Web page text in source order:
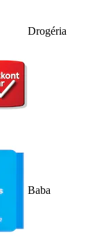
Drogéria
Baba